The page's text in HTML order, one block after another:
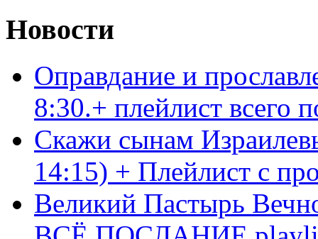
Новости
Оправдание и
8:30.+ плейлист
Скажи сынам
14:15) + Плейлист с
Великий Пастырь